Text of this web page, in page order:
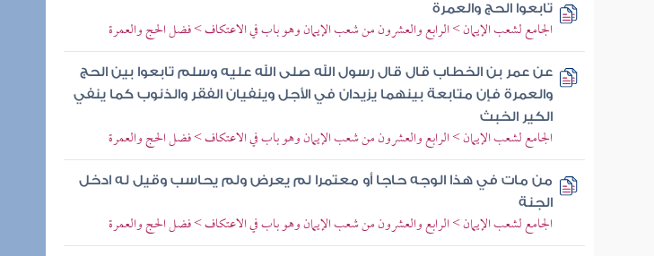
تابعوا الحج والعمرة
الجامع لشعب الإيمان > الرابع والعشرون من شعب الإيمان وهو باب في الاعتكاف > فضل الحج والعمرة
عن عمر بن الخطاب قال قال رسول الله صلى الله عليه وسلم تابعوا بين الحج
والعمرة فإن متابعة بينهما يزيدان في الأجل وينفيان الفقر والذنوب كما ينفي
الكير الخبث
الجامع لشعب الإيمان > الرابع والعشرون من شعب الإيمان وهو باب في الاعتكاف > فضل الحج والعمرة
من مات في هذا الوجه حاجا أو معتمرا لم يعرض ولم يحاسب وقيل له ادخل
الجنة
الجامع لشعب الإيمان > الرابع والعشرون من شعب الإيمان وهو باب في الاعتكاف > فضل الحج والعمرة